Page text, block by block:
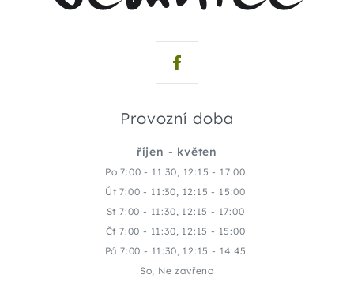
Provozní doba
říjen - květen
Po 7:00 - 11:30, 12:15 - 17:00
Út 7:00 - 11:30, 12:15 - 15:00
St 7:00 - 11:30, 12:15 - 17:00
Čt 7:00 - 11:30, 12:15 - 15:00
Pá 7:00 - 11:30, 12:15 - 14:45
So, Ne zavřeno